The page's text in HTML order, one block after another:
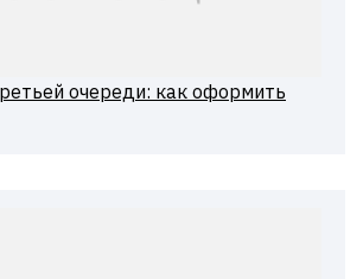
очереди: как оформить